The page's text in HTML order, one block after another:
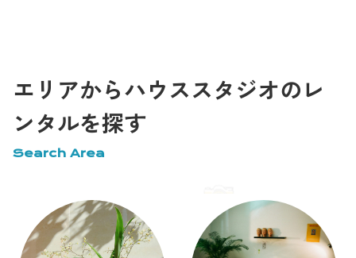
エリアからハウススタジオのレ
ンタルを探す
Search Area